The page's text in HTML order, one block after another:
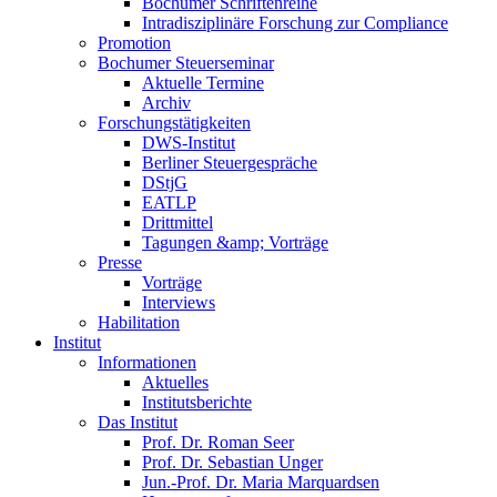
Intradisziplinäre Forschung zur Compliance
Promotion
Bochumer Steuerseminar
Aktuelle Termine
Archiv
Forschungstätigkeiten
DWS-Institut
Berliner Steuergespräche
DStjG
EATLP
Drittmittel
Tagungen &amp; Vorträge
Presse
Vorträge
Interviews
Habilitation
Institut
Informationen
Aktuelles
Institutsberichte
Das Institut
Prof. Dr. Roman Seer
Prof. Dr. Sebastian Unger
Jun.-Prof. Dr. Maria Marquardsen